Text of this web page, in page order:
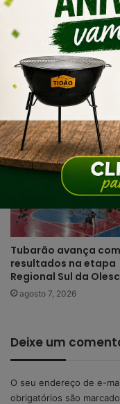
Sábado D especial
dos Pais terá
Praça da Igreja
comércio aberto até
17h
agosto 7, 2026
Tubarão avança
resultados na etapa
Regional Sul da Olesc
agosto 7, 2026
Deixe um
O seu endereço de e-
obrigatórios são